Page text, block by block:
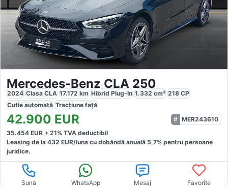
Mercedes-Benz CLA 250
2024 Clasa CLA 17.172 km Hibrid Plug-In 1.332 cm³ 218 CP
Cutie automată Tracțiune față
42.900 EUR
MER243610
35.454 EUR + 21% TVA deductibil
Leasing de la 432 EUR/luna cu dobăndă anuală 5,7% pentru persoane
juridice.
Sună WhatsApp Mesaj Favorite